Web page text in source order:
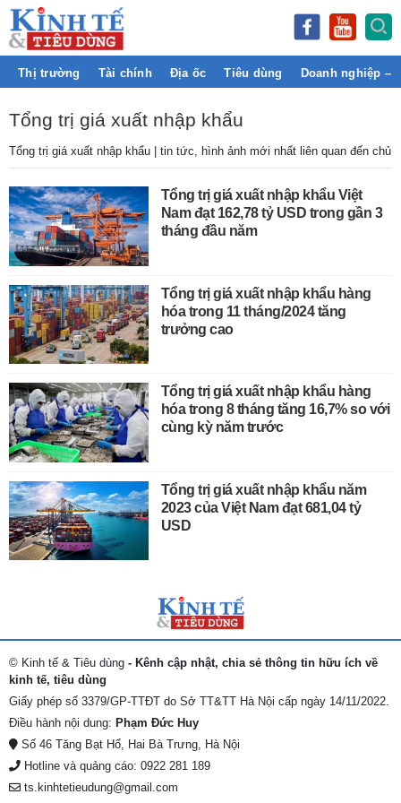
Thị trường Tài chính Địa ốc Tiêu dùng Doanh nghiệp –
Tổng trị giá xuất nhập khẩu
Tổng trị giá xuất nhập khẩu | tin tức, hình ảnh mới nhất liên quan đến chủ
Tổng trị giá xuất nhập khẩu Việt
Nam đạt 162,78 tỷ USD trong gần 3
tháng đầu năm
Tổng trị giá xuất nhập khẩu hàng
hóa trong 11 tháng/2024 tăng
trưởng cao
Tổng trị giá xuất nhập khẩu hàng
hóa trong 8 tháng tăng 16,7% so với
cùng kỳ năm trước
Tổng trị giá xuất nhập khẩu năm
2023 của Việt Nam đạt 681,04 tỷ
USD
© Kinh tế & Tiêu dùng - Kênh cập nhật, chia sẻ thông tin hữu ích về
kinh tế, tiêu dùng
Giấy phép số 3379/GP-TTĐT do Sở TT&TT Hà Nội cấp ngày 14/11/2022.
Điều hành nội dung: Phạm Đức Huy
Số 46 Tăng Bạt Hổ, Hai Bà Trưng, Hà Nội
Hotline và quảng cáo: 0922 281 189
ts.kinhtetieudung@gmail.com